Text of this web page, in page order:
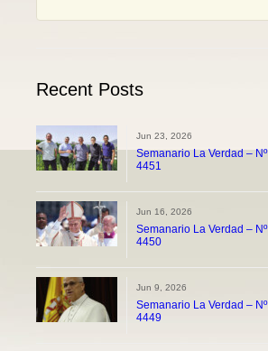
Recent Posts
Jun 23, 2026
Semanario La Verdad – Nº
4451
Jun 16, 2026
Semanario La Verdad – Nº
4450
Jun 9, 2026
Semanario La Verdad – Nº
4449